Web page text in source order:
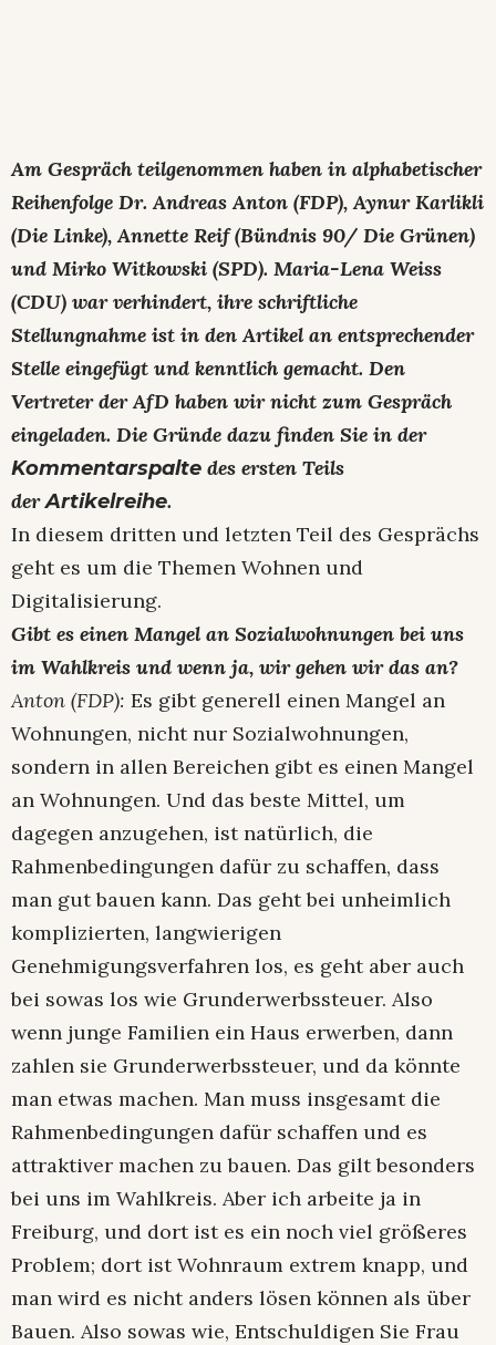
Am Gespräch teilgenommen haben in alphabetischer
Reihenfolge Dr. Andreas Anton (FDP), Aynur Karlikli
(Die Linke), Annette Reif (Bündnis 90/ Die Grünen)
und Mirko Witkowski (SPD). Maria-Lena Weiss
(CDU) war verhindert, ihre schriftliche
Stellungnahme ist in den Artikel an entsprechender
Stelle eingefügt und kenntlich gemacht. Den
Vertreter der AfD haben wir nicht zum Gespräch
eingeladen. Die Gründe dazu finden Sie in der
Kommentarspalte des ersten Teils
derArtikelreihe.
In diesem dritten und letzten Teil des Gesprächs
geht es um die Themen Wohnen und
Digitalisierung.
Gibt es einen Mangel an Sozialwohnungen bei uns
im Wahlkreis und wenn ja, wir gehen wir das an?
Anton (FDP): Es gibt generell einen Mangel an
Wohnungen, nicht nur Sozialwohnungen,
sondern in allen Bereichen gibt es einen Mangel
an Wohnungen. Und das beste Mittel, um
dagegen anzugehen, ist natürlich, die
Rahmenbedingungen dafür zu schaffen, dass
man gut bauen kann. Das geht bei unheimlich
komplizierten, langwierigen
Genehmigungsverfahren los, es geht aber auch
bei sowas los wie Grunderwerbssteuer. Also
wenn junge Familien ein Haus erwerben, dann
zahlen sie Grunderwerbssteuer, und da könnte
man etwas machen. Man muss insgesamt die
Rahmenbedingungen dafür schaffen und es
attraktiver machen zu bauen. Das gilt besonders
bei uns im Wahlkreis. Aber ich arbeite ja in
Freiburg, und dort ist es ein noch viel größeres
Problem; dort ist Wohnraum extrem knapp, und
man wird es nicht anders lösen können als über
Bauen. Also sowas wie, Entschuldigen Sie Frau